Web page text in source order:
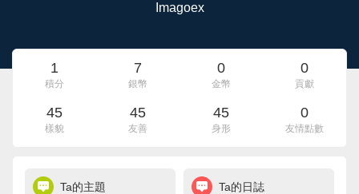
Imagoex
1
積分
7
銀幣
0
金幣
0
貢獻
45
樣貌
45
友善
45
身形
0
友情點數
Ta的主題 Ta的日誌